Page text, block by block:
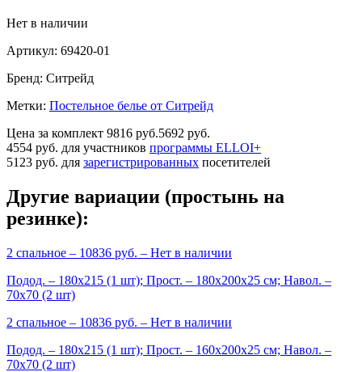
Нет в наличии
Артикул: 69420-01
Бренд: Ситрейд
Метки: Постельное белье от Ситрейд
Цена за комплект 9816 руб.5692 руб.
4554 руб. для участников программы ELLOI+
5123 руб. для зарегистрированных посетителей
Другие вариации (простынь на
резинке):
2 спальное – 10836 руб. – Нет в наличии
Подод. – 180х215 (1 шт); Прост. – 180х200х25 см; Навол. –
70х70 (2 шт)
2 спальное – 10836 руб. – Нет в наличии
Подод. – 180х215 (1 шт); Прост. – 160х200х25 см; Навол. –
70х70 (2 шт)